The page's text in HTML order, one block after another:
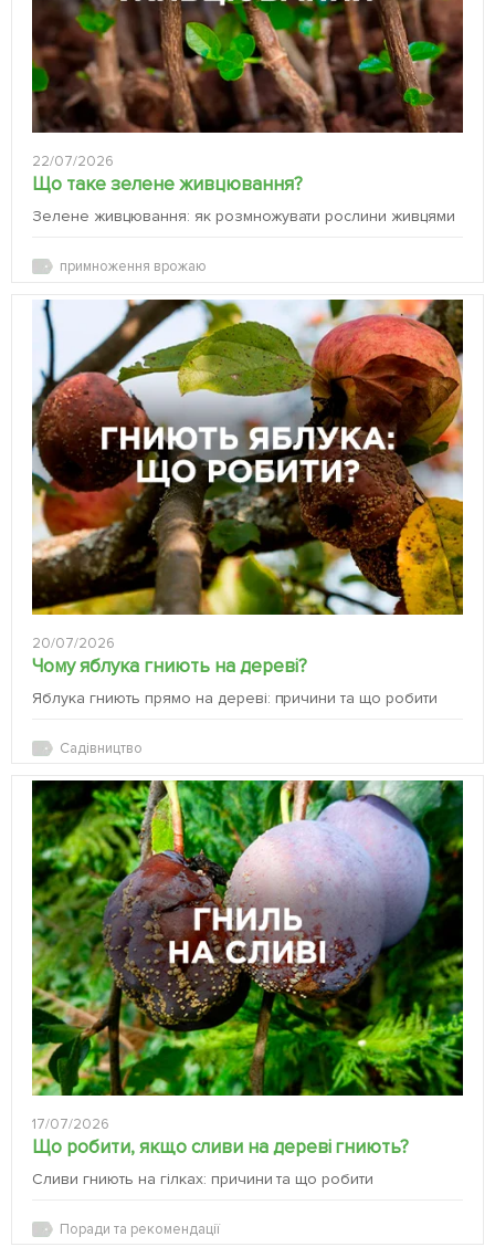
22/07/2026
Що таке зелене живцювання?
Зелене живцювання: як розмножувати рослини живцями
примноження врожаю
20/07/2026
Чому яблука гниють на дереві?
Яблука гниють прямо на дереві: причини та що робити
Садівництво
17/07/2026
Що робити, якщо сливи на дереві гниють?
Сливи гниють на гілках: причини та що робити
Поради та рекомендації